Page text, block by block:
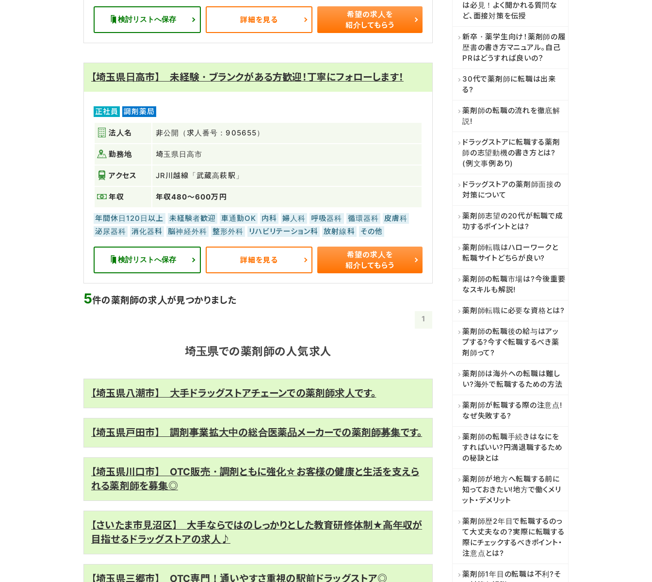
検討リストへ保存 詳細を見る
希望の求人を
紹介してもらう
【埼玉県日高市】 未経験・ブランクがある方歓迎！丁寧にフォローします！
正社員 調剤薬局
法人名 非公開（求人番号：905655）
勤務地 埼玉県日高市
アクセス JR川越線「武蔵高萩駅」
年収 年収480～600万円
年間休日120日以上 未経験者歓迎 車通勤OK 内科 婦人科 呼吸器科 循環器科
皮膚科
泌尿器科
消化器科 脳神経外科 整形外科 リハビリテーション科 放射線科 その他
検討リストへ保存 詳細を見る
希望の求人を
紹介してもらう
5件の薬剤師の求人が見つかりました
1
埼玉県での薬剤師の人気求人
【埼玉県八潮市】 大手ドラッグストアチェーンでの薬剤師求人です。
【埼玉県戸田市】 調剤事業拡大中の総合医薬品メーカーでの薬剤師募集です。
【埼玉県川口市】 OTC販売・調剤ともに強化☆お客様の健康と生活を支えら
れる薬剤師を募集◎
【さいたま市見沼区】 大手ならではのしっかりとした教育研修体制★高年収が
目指せるドラッグストアの求人♪
【埼玉県三郷市】 OTC専門！通いやすさ重視の駅前ドラッグストア◎
は必見！よく聞かれる質問な
ど、面接対策を伝授
新卒・薬学生向け！薬剤師の履
歴書の書き方マニュアル。自己
PRはどうすれば良いの？
30代で薬剤師に転職は出来
る?
薬剤師の転職の流れを徹底解
説!
ドラッグストアに転職する薬剤
師の志望動機の書き方とは?
(例文事例あり)
ドラッグストアの薬剤師面接の
対策について
薬剤師志望の20代が転職で成
功するポイントとは?
薬剤師転職はハローワークと
転職サイトどちらが良い?
薬剤師の転職市場は?今後重要
なスキルも解説!
薬剤師転職に必要な資格とは?
薬剤師の転職後の給与はアッ
プする?今すぐ転職するべき薬
剤師って?
薬剤師は海外への転職は難し
い?海外で転職するための方法
薬剤師が転職する際の注意点!
なぜ失敗する?
薬剤師の転職手続きはなにを
すればいい?円満退職するため
の秘訣とは
薬剤師が地方へ転職する前に
知っておきたい!地方で働くメリ
ット・デメリット
薬剤師歴2年目で転職するのっ
て大丈夫なの？実際に転職する
際にチェックするべきポイント・
注意点とは?
薬剤師1年目の転職は不利?そ